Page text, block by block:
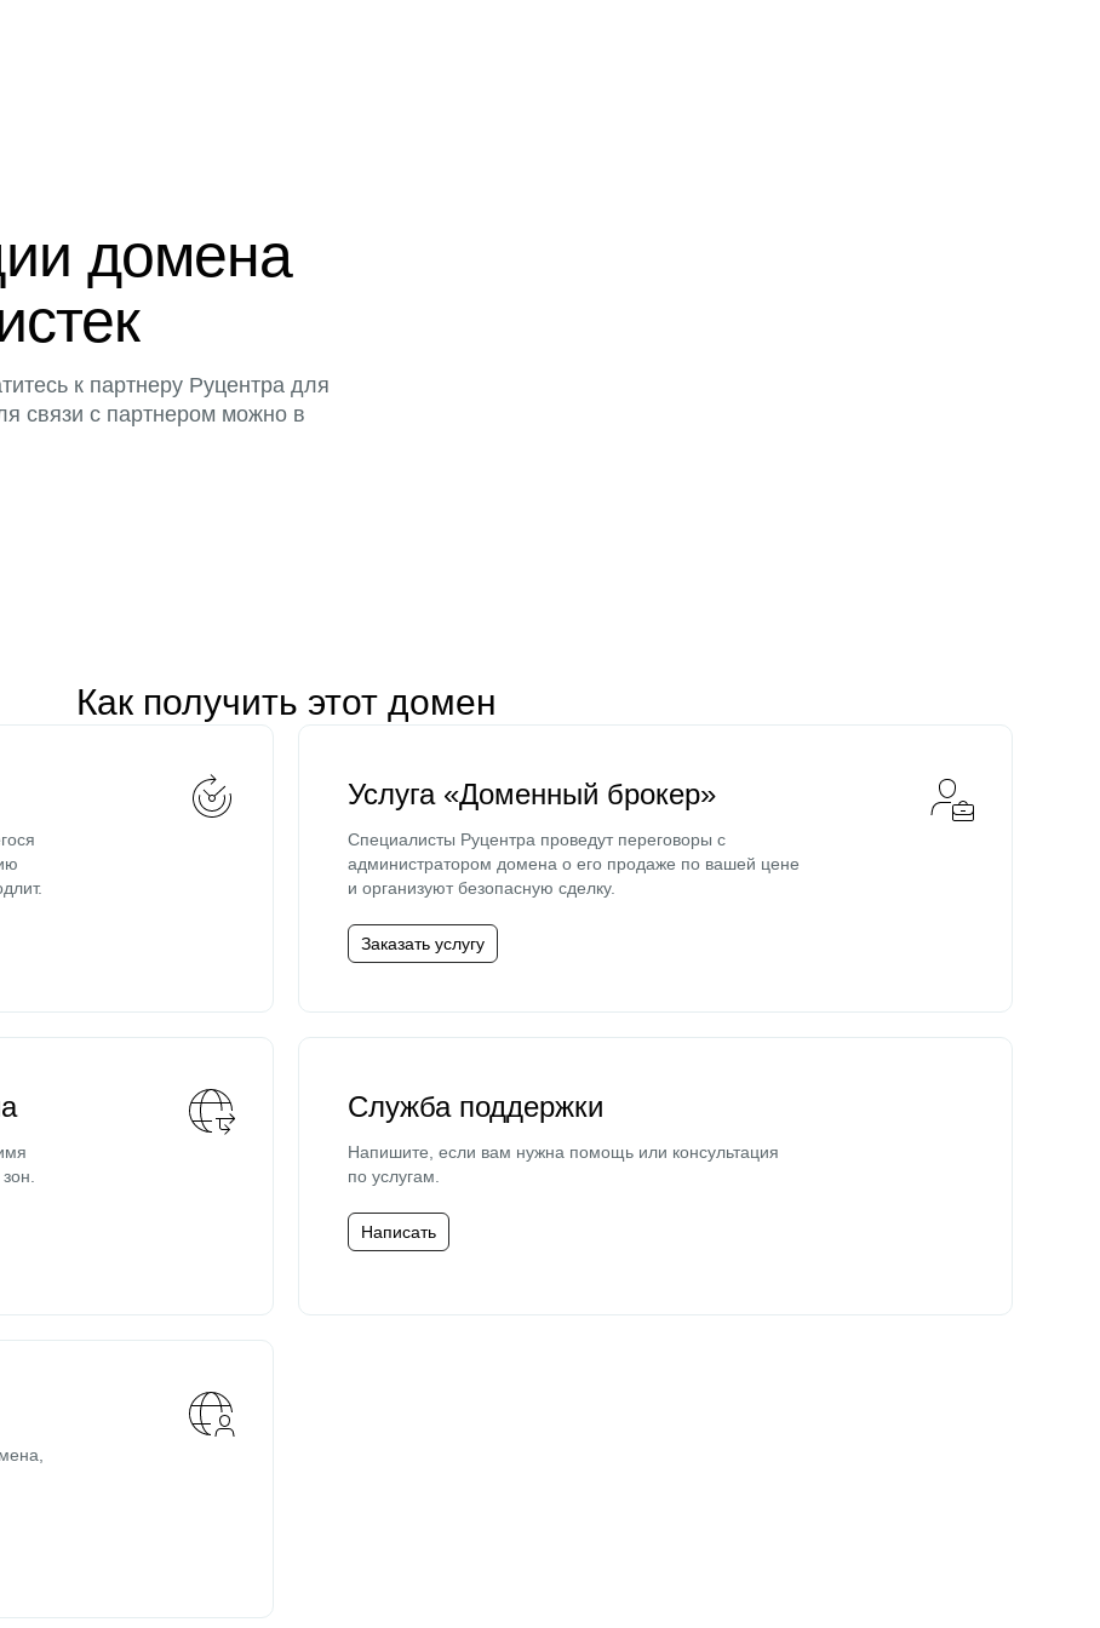
домена
к партнеру Руцентра для
связи с партнером можно в
Как получить этот домен
Услуга «Доменный брокер»
Специалисты Руцентра проведут переговоры с
администратором домена о его продаже по вашей цене
и организуют безопасную сделку.
Заказать услугу
Служба поддержки
Напишите, если вам нужна помощь или консультация
по услугам.
Написать